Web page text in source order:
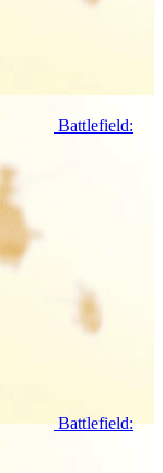
Battlefield:
Battlefield: